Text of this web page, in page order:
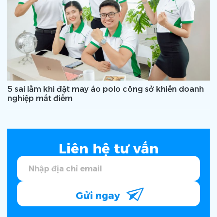
5 sai lầm khi đặt may áo polo công sở khiến doanh
nghiệp mất điểm
Liên hệ tư vấn
Gửi ngay